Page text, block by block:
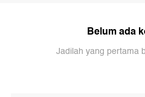
Belum ada
Jadilah yang pertama